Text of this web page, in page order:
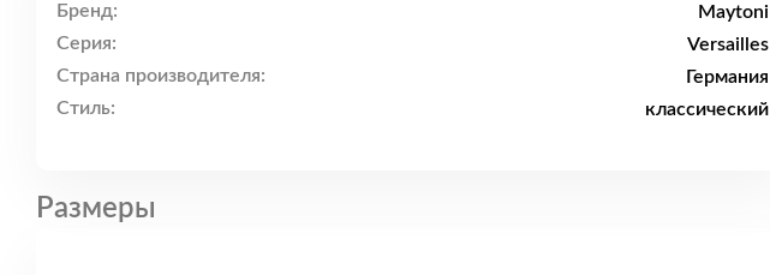
Бренд:
Maytoni
Серия:
Versailles
Страна производителя:
Германия
Стиль:
классический
Размеры